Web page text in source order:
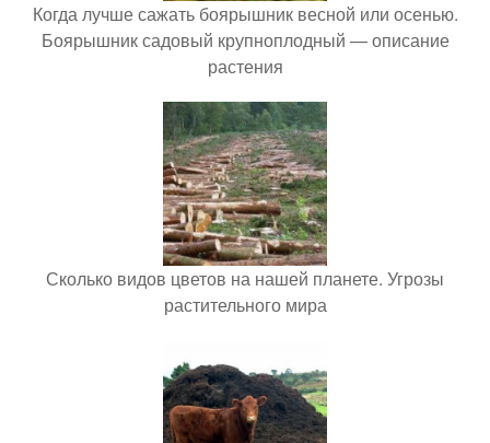
Когда лучше сажать боярышник весной или осенью.
Боярышник садовый крупноплодный — описание
растения
Сколько видов цветов на нашей планете. Угрозы
растительного мира